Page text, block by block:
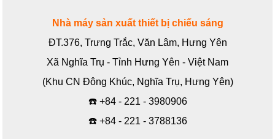
Nhà máy sản xuất thiết bị chiếu sáng
ĐT.376, Trưng Trắc, Văn Lâm, Hưng Yên
Xã Nghĩa Trụ - Tỉnh Hưng Yên - Việt Nam
(Khu CN Đông Khúc, Nghĩa Trụ, Hưng Yên)
☎️ +84 - 221 - 3980906
☎️ +84 - 221 - 3788136